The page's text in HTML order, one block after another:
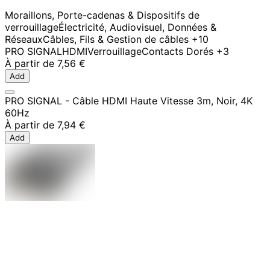
Moraillons, Porte-cadenas & Dispositifs de
verrouillageÉlectricité, Audiovisuel, Données &
RéseauxCâbles, Fils & Gestion de câbles +10
PRO SIGNALHDMIVerrouillageContacts Dorés +3
À partir de 7,56 €
Add
PRO SIGNAL - Câble HDMI Haute Vitesse 3m, Noir, 4K
60Hz
À partir de 7,94 €
Add